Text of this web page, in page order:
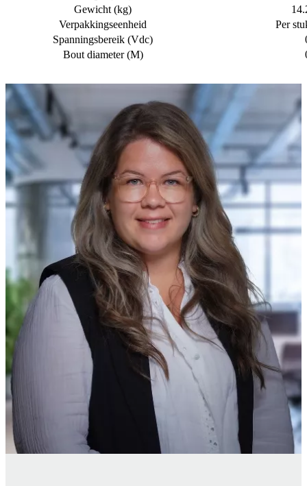
Gewicht (kg)
Verpakkingseenheid
Per
Spanningsbereik (Vdc)
Bout diameter (M)